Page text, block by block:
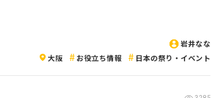
岩井なな
大阪
お役立ち情報 日本の祭り・イベント